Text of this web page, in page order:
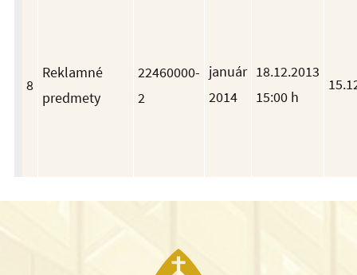
8
Reklamné
predmety
22460000-
2
január
2014
18.12.2013
15:00 h